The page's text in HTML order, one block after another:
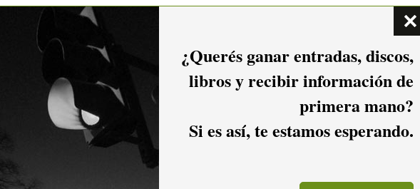
¿Querés ganar entradas, discos,
libros y recibir información de
primera mano?
Si es así, te estamos esperando.